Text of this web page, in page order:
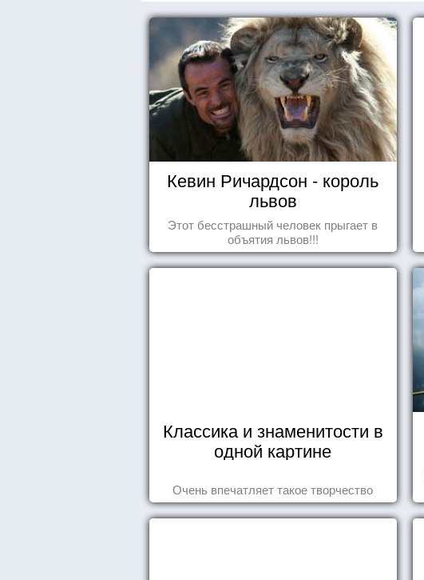
Кевин Ричардсон - король
львов
Этот бесстрашный человек прыгает в
объятия львов!!!
Классика и знаменитости в
одной картине
Очень впечатляет такое творчество